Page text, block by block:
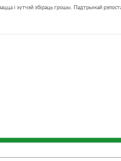
і хутчэй збіраць грошы. Падтрымай